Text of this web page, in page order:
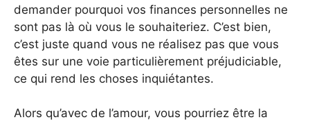
demander pourquoi vos finances personnelles ne
sont pas là où vous le souhaiteriez. C’est bien,
c’est juste quand vous ne réalisez pas que vous
êtes sur une voie particulièrement préjudiciable,
ce qui rend les choses inquiétantes.
Alors qu’avec de l’amour, vous pourriez être la